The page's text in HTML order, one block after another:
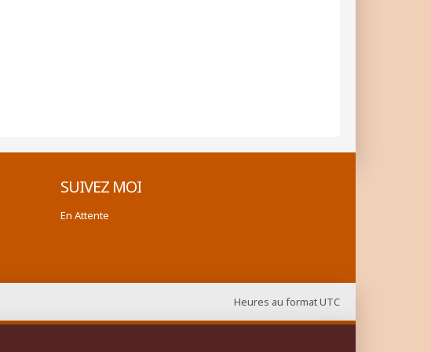
SUIVEZ MOI
En Attente
Heures au formatUTC